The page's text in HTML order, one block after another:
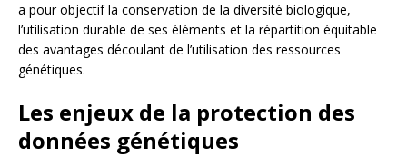
a pour objectif la conservation de la diversité biologique,
l’utilisation durable de ses éléments et la répartition équitable
des avantages découlant de l’utilisation des ressources
génétiques.
Les enjeux de la protection des
données génétiques